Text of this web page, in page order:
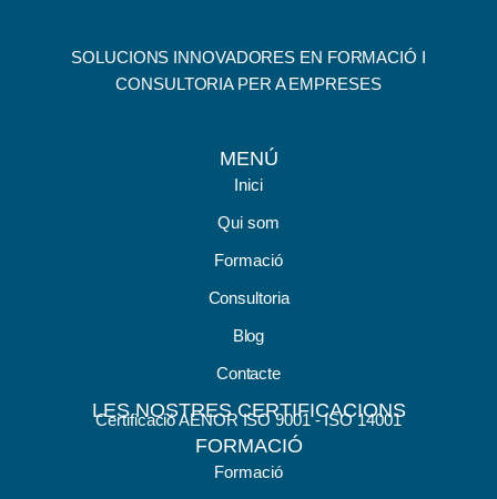
SOLUCIONS INNOVADORES EN FORMACIÓ I
CONSULTORIA PER A EMPRESES
MENÚ
Inici
Qui som
Formació
Consultoria
Blog
Contacte
LES NOSTRES CERTIFICACIONS
Certificació AENOR ISO 9001 - ISO 14001
FORMACIÓ
Formació